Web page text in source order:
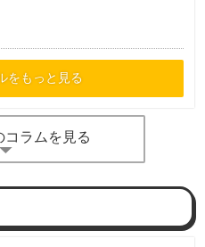
をもっと見る
コラムを見る